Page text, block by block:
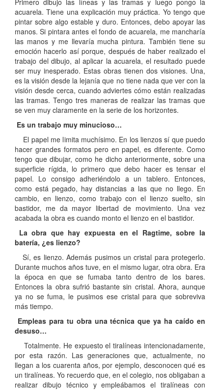
Primero dibujo las líneas y las tramas y luego pongo la
acuarela. Tiene una explicación muy práctica. Yo tengo que
pintar sobre algo estable y duro. Entonces, debo apoyar las
manos. Si pintara antes el fondo de acuarela, me mancharía
las manos y me llevaría mucha pintura. También tiene su
emoción hacerlo así porque, después de haber realizado el
trabajo del dibujo, al aplicar la acuarela, el resultado puede
ser muy inesperado. Estas obras tienen dos visiones. Una,
es la visión desde la lejanía que no tiene nada que ver con la
visión desde cerca, cuando adviertes cómo están realizadas
las tramas. Tengo tres maneras de realizar las tramas que
se ven muy claramente en la serie de los horizontes.
Es un trabajo muy minucioso…
El papel me limita muchísimo. En los lienzos sí que puedo
hacer grandes formatos pero en papel, es diferente. Como
tengo que dibujar, como he dicho anteriormente, sobre una
superficie rígida, lo primero que debo hacer es tensar el
papel. Lo consigo adheriéndolo a un tablero. Entonces,
como está pegado, hay distancias a las que no llego. En
cambio, en lienzo, como trabajo con el lienzo suelto, sin
bastidor, me da mayor libertad de movimiento. Una vez
acabada la obra es cuando monto el lienzo en el bastidor.
La obra que hay expuesta en el Ragtime, sobre la
batería, ¿es lienzo?
Sí, es lienzo. Además pusimos un cristal para protegerlo.
Durante muchos años tuve, en el mismo lugar, otra obra. Era
la época en que se fumaba tanto dentro de los bares.
Entonces la obra sufrió bastante sin cristal. Ahora, aunque
ya no se fuma, le pusimos ese cristal para que sobreviva
más tiempo.
Empleas para tu obra una técnica que ya ha caído en
desuso…
Totalmente. He expuesto el tiralíneas intencionadamente,
por esta razón. Las generaciones que, actualmente, no
llegan a los cuarenta años, por ejemplo, desconocen qué es
un tiralíneas. Yo recuerdo que, en el colegio, nos obligaban a
realizar dibujo técnico y empleábamos el tiralíneas con